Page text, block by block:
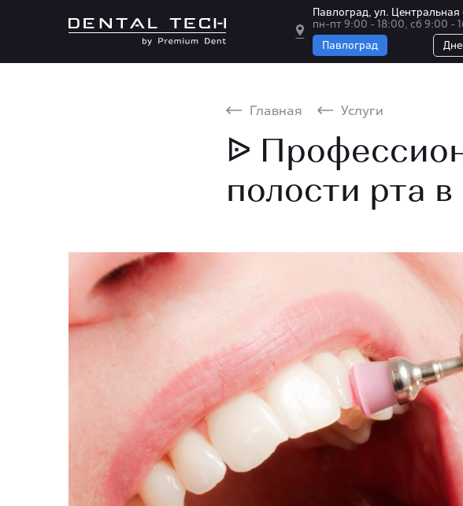
Павлоград, ул. Центральная
пн-пт 9:00 - 18:00, сб 9:00 -
Павлоград
Главная Услуги
ᐉ
полости рта